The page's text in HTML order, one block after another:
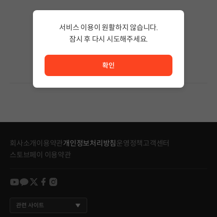
검색어의 단어 수를 줄이거나 필터조건을 변경하세요.
회사소개이용약관개인정보처리방침 운영정책고객센터
스토브페이 이용약관
youtube
kakao
twitter
facebook
instagram
관련 사이트
서비스 이용이 원활하지 않습니다.
잠시 후 다시 시도해주세요.
확인